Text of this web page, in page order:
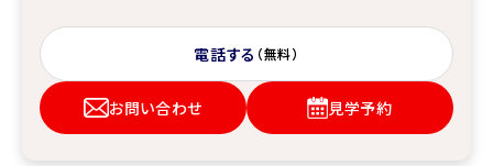
電話する （無料）
お問い合わせ 見学予約